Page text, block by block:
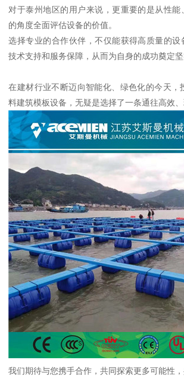
对于泰州地区的用户来说，更重要的是从性能
的角度全面评估设备的价值。
选择专业的合作伙伴，不仅能获得高质量的设
技术支持和服务保障，从而为自身的成功奠定坚
在建材行业不断迈向智能化、绿色化的今天，
料建筑模板设备，无疑是选择了一条通往高效、
我们期待与您携手合作，共同探索更多可能性，